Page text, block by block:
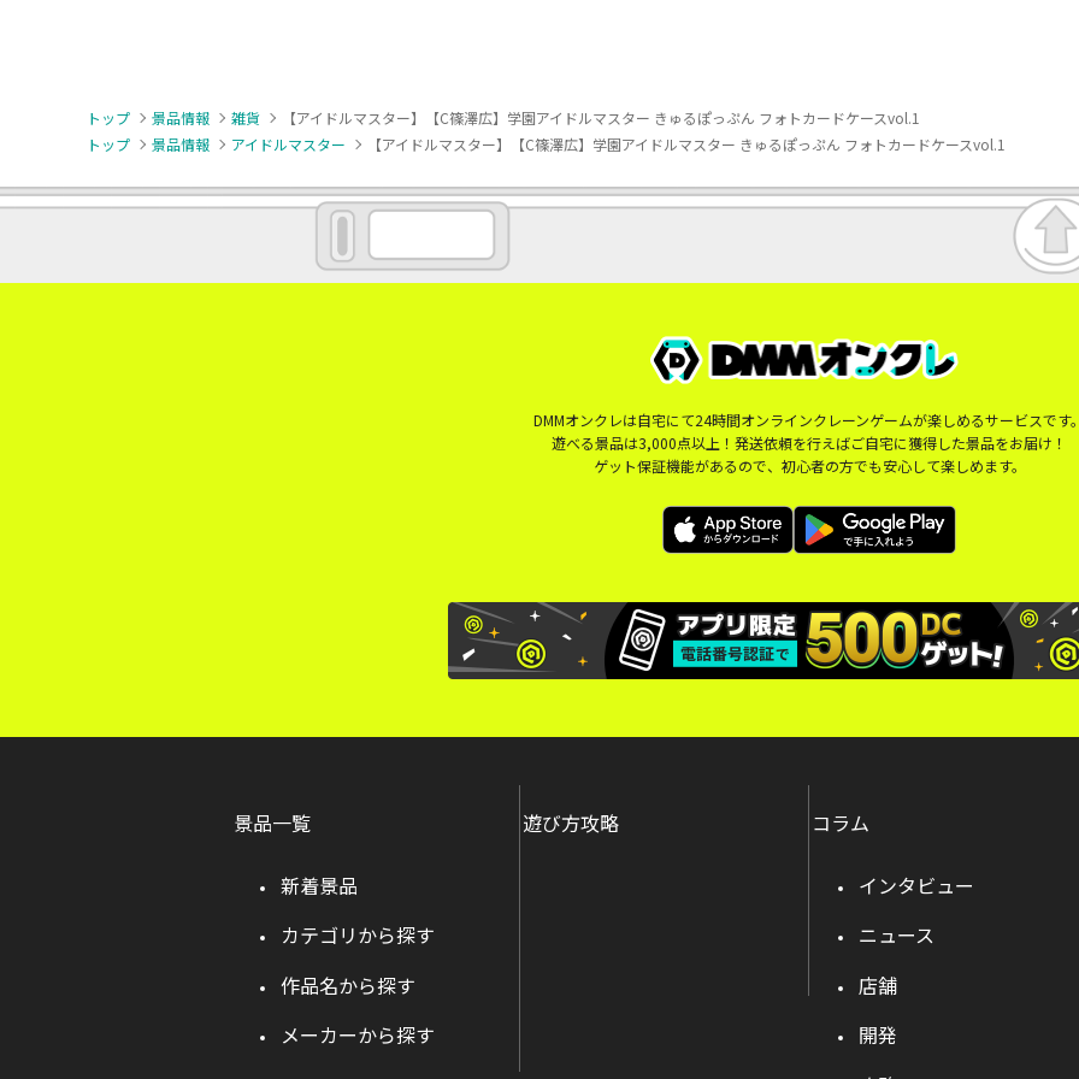
トップ 景品情報 雑貨
【アイドルマスター】【C篠澤広】学園アイドルマスター きゅるぽっぷん フォトカードケースvol.1
トップ
景品情報 アイドルマスター 【アイドルマスター】【C篠澤広】学園アイドルマスター きゅるぽっぷん フォトカードケースvol.1
DMMオンクレは自宅にて24時間オンラインクレーンゲームが楽しめるサービスです
遊べる景品は3,000点以上！発送依頼を行えばご自宅に獲得した景品をお届け！
ゲット保証機能があるので、初心者の方でも安心して楽しめます。
景品一覧
新着景品
カテゴリから探す
作品名から探す
メーカーから探す
遊び方攻略 コラム
インタビュー
ニュース
店舗
開発